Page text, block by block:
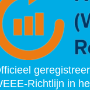
Richtlijn in